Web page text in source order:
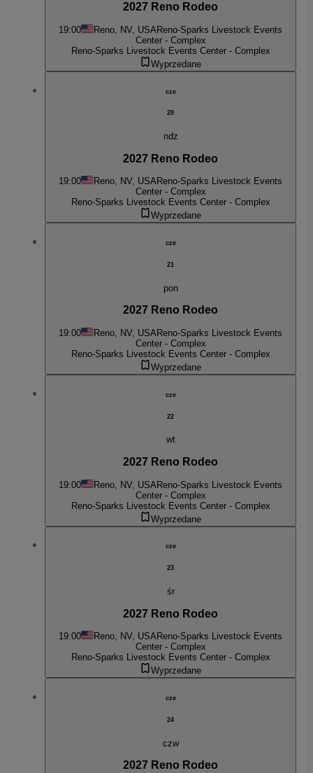
2027 Reno Rodeo
19:00 Reno, NV, USAReno-Sparks Livestock Events
Center - Complex
Reno-Sparks Livestock Events Center - Complex
Wyprzedane
cze
20
ndz
2027 Reno Rodeo
19:00 Reno, NV, USAReno-Sparks Livestock Events
Center - Complex
Reno-Sparks Livestock Events Center - Complex
Wyprzedane
cze
21
pon
2027 Reno Rodeo
19:00 Reno, NV, USA Reno-Sparks Livestock Events
Center - Complex
Reno-Sparks Livestock Events Center - Complex
Wyprzedane
cze
22
wt
2027 Reno Rodeo
19:00 Reno, NV, USAReno-Sparks Livestock Events
Center - Complex
Reno-Sparks Livestock Events Center - Complex
Wyprzedane
cze
23
śr
2027 Reno Rodeo
19:00 Reno, NV, USAReno-Sparks Livestock Events
Center - Complex
Reno-Sparks Livestock Events Center - Complex
Wyprzedane
cze
24
czw
2027 Reno Rodeo